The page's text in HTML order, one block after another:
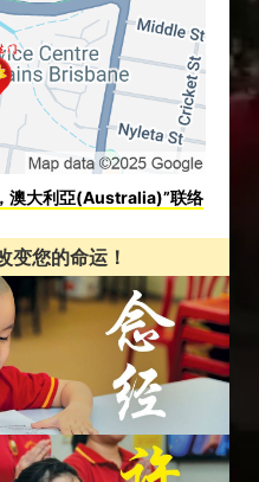
澳大利亞(Australia)”联络
变您的命运！